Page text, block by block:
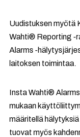
Uudistuksen myötä
Wahti® Reporting -
Alarms -
laitoksen toimintaa.
Insta Wahti®
mukaan
määritellä
tuovat myös